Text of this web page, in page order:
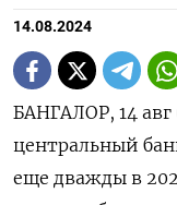
14.08.2024
БАНГАЛОР, 14
центральный
еще дважды в